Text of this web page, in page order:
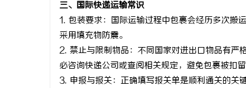
三、国际快递运输常识
1. 包装要求：
国际运输过程中包裹会经历多次搬
采用填充物防震。
2. 禁止与限制物品： 不同国家对进出口物品有严
必咨询快递公司或查阅相关规定，避免包裹被扣留
3. 申报与报关： 正确填写报关单是顺利通关的关